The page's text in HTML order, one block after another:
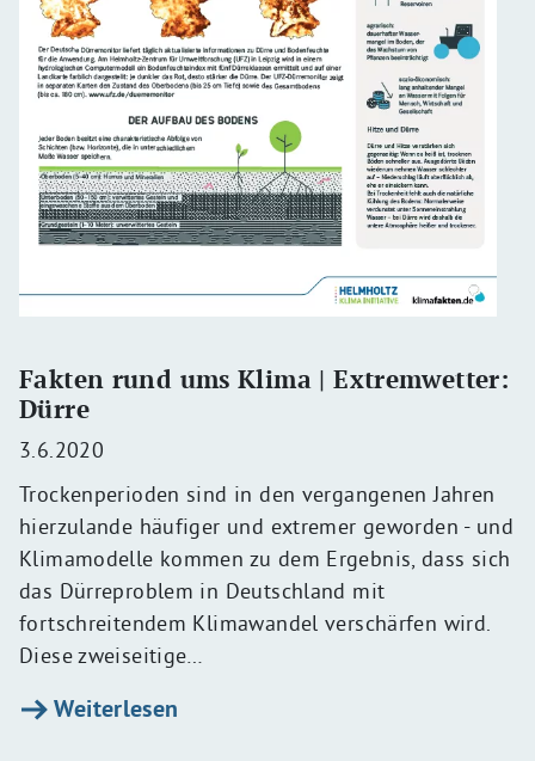
Fakten rund ums Klima | Extremwetter:
Dürre
3.6.2020
Trockenperioden sind in den vergangenen Jahren
hierzulande häufiger und extremer geworden - und
Klimamodelle kommen zu dem Ergebnis, dass sich
das Dürreproblem in Deutschland mit
fortschreitendem Klimawandel verschärfen wird.
Diese zweiseitige…
Weiterlesen